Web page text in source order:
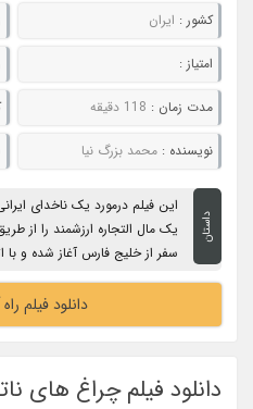
کشور : ایران
امتیاز :
مدت زمان : 118 دقیقه
نویسنده :محمد بزرگ نیا
داستان
این فیلم درمورد یک ناخدای
یک مال التجاره ارزشمند را از
سفر از خلیج فارس آغاز شده و با
دانلود فیلم
دانلود فیلم چراغ های